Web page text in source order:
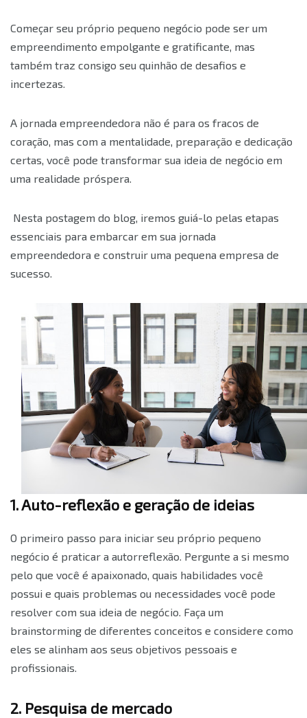
Começar seu próprio pequeno negócio pode ser um
empreendimento empolgante e gratificante, mas
também traz consigo seu quinhão de desafios e
incertezas.
A jornada empreendedora não é para os fracos de
coração, mas com a mentalidade, preparação e dedicação
certas, você pode transformar sua ideia de negócio em
uma realidade próspera.
Nesta postagem do blog, iremos guiá-lo pelas etapas
essenciais para embarcar em sua jornada
empreendedora e construir uma pequena empresa de
sucesso.
1. Auto-reflexão e geração de ideias
O primeiro passo para iniciar seu próprio pequeno
negócio é praticar a autorreflexão. Pergunte a si mesmo
pelo que você é apaixonado, quais habilidades você
possui e quais problemas ou necessidades você pode
resolver com sua ideia de negócio. Faça um
brainstorming de diferentes conceitos e considere como
eles se alinham aos seus objetivos pessoais e
profissionais.
2. Pesquisa de mercado